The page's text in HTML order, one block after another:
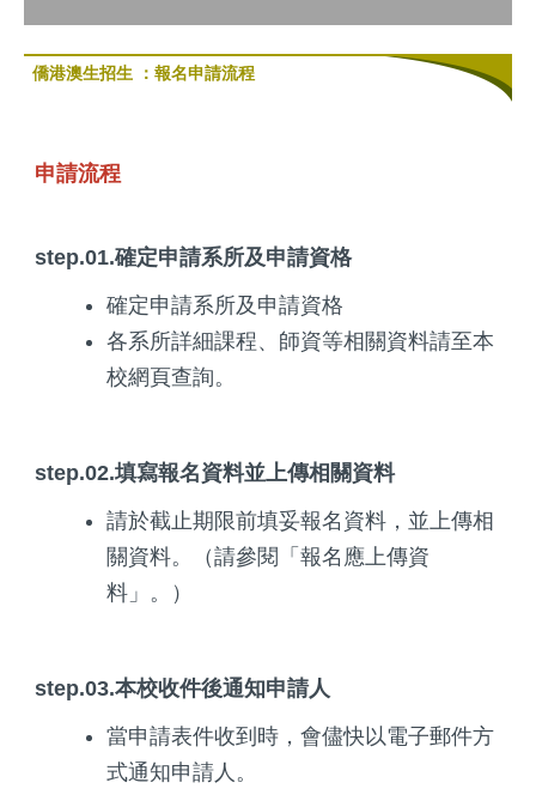
僑港澳生招生 ：報名申請流程
申請流程
step.01.確定申請系所及申請資格
確定申請系所及申請資格
各系所詳細課程、師資等相關資料請至本
校網頁查詢。
step.02.填寫報名資料並上傳相關資料
請於截止期限前填妥報名資料，並上傳相
關資料。（請參閱「報名應上傳資
料」。）
step.03.本校收件後通知申請人
當申請表件收到時，會儘快以電子郵件方
式通知申請人。